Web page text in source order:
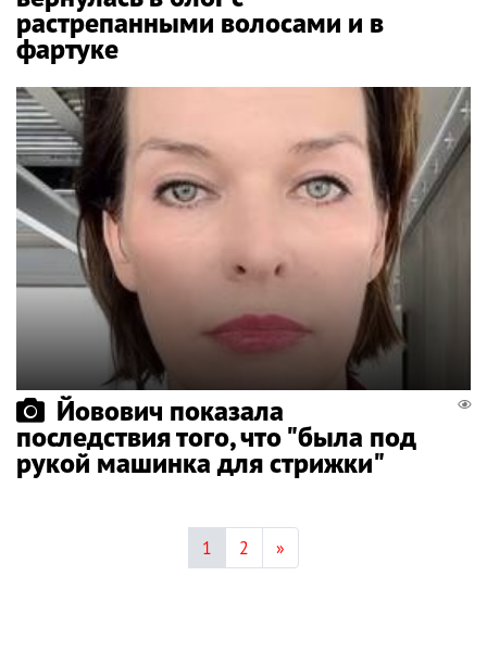
растрепанными волосами и в
фартуке
Йовович показала
последствия того, что "была под
рукой машинка для стрижки"
1 2 »